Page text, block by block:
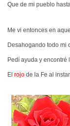
Que de mi pueblo
Me vi entonces en
Desahogando todo mi
Pedí ayuda y encontré
El rojo de la Fe al